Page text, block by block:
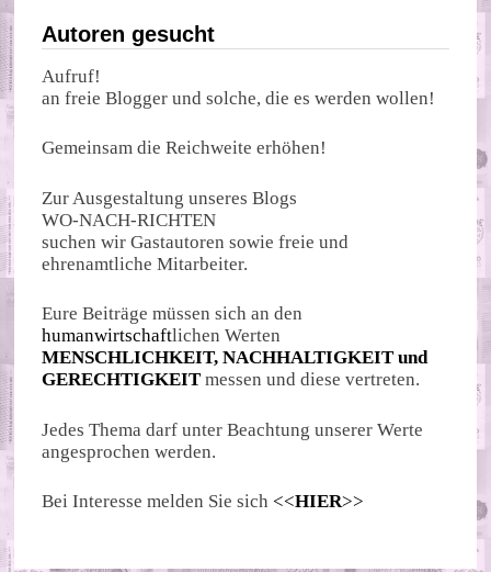
Autoren gesucht
Aufruf!
an freie Blogger und solche, die es werden wollen!
Gemeinsam die Reichweite erhöhen!
Zur Ausgestaltung unseres Blogs
WO-NACH-RICHTEN
suchen wir Gastautoren sowie freie und
ehrenamtliche Mitarbeiter.
Eure Beiträge müssen sich an den
humanwirtschaftlichen Werten
MENSCHLICHKEIT, NACHHALTIGKEIT und
GERECHTIGKEIT messen und diese vertreten.
Jedes Thema darf unter Beachtung unserer Werte
angesprochen werden.
Bei Interesse melden Sie sich <<HIER>>